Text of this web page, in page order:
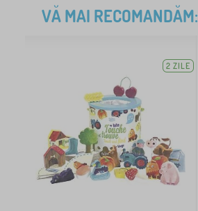
VĂ MAI RECOMANDĂM:
2 ZILE